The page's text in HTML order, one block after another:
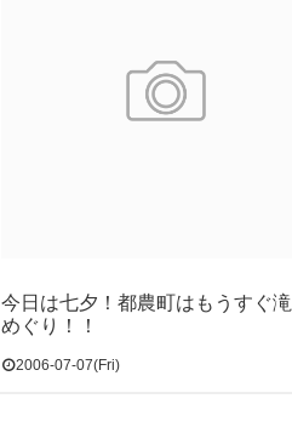
今日は七夕！都農町はもうすぐ滝
めぐり！！
2006-07-07(Fri)